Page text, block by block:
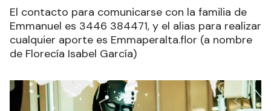
El contacto para comunicarse con la familia de
Emmanuel es 3446 384471, y el alias para realizar
cualquier aporte es Emmaperalta.flor (a nombre
de Florecía Isabel García)